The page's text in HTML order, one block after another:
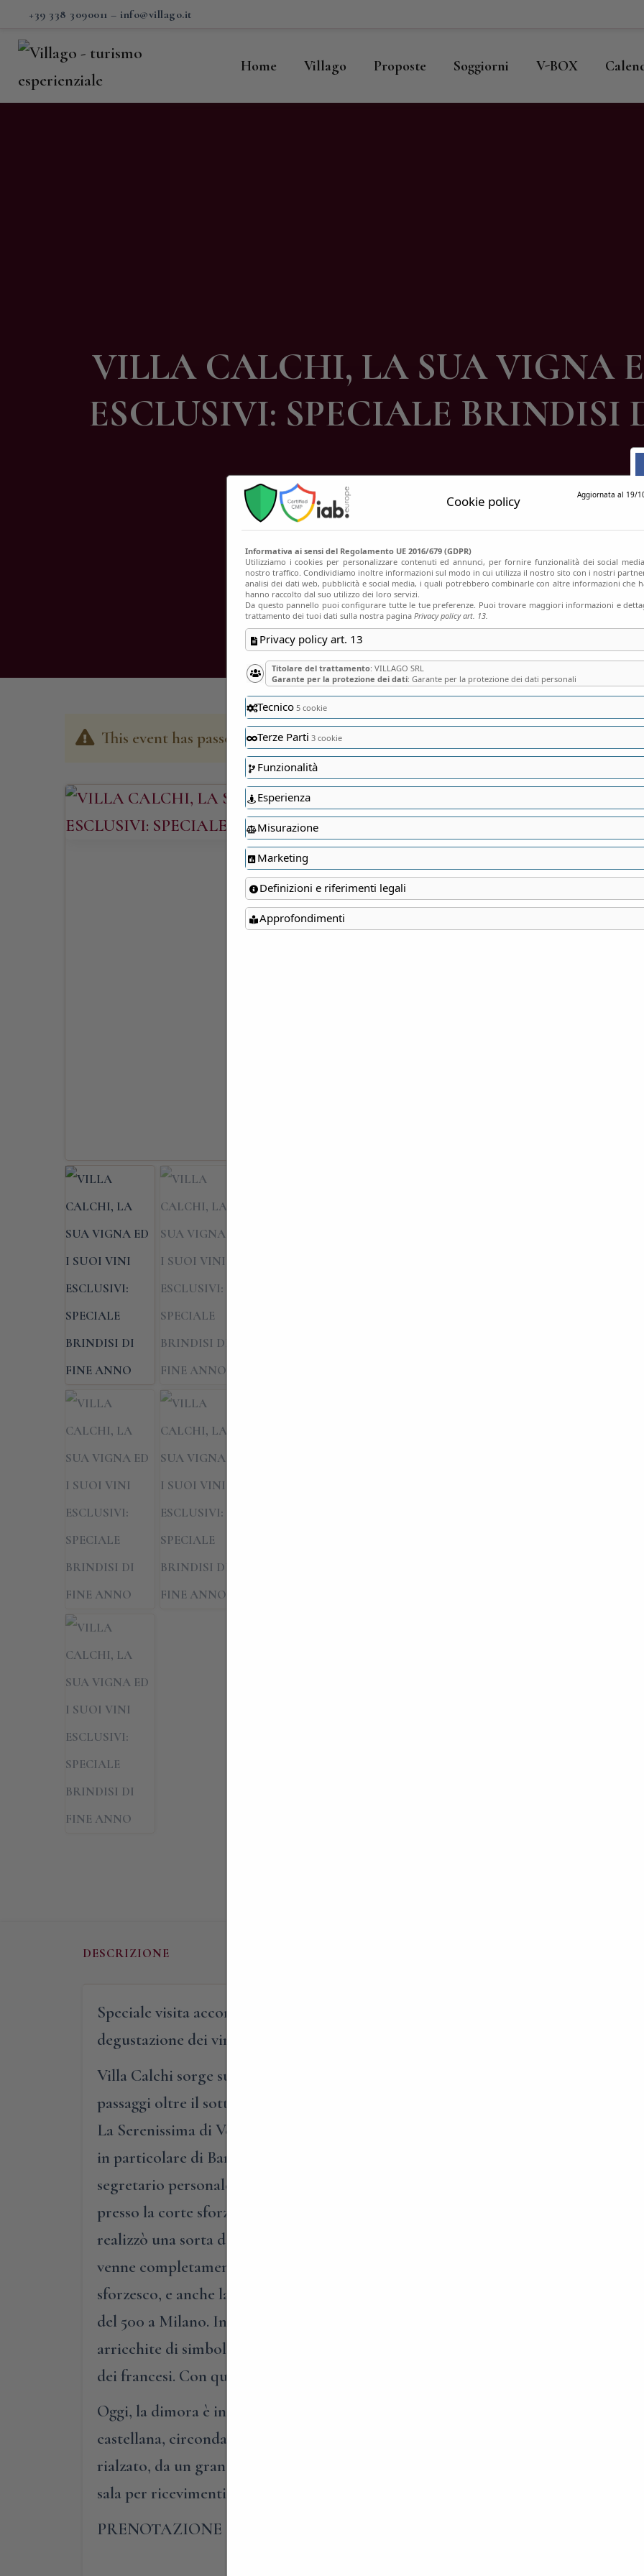
+39 338 3090011 – info@villago.it
Home Villago Proposte Soggiorni V-BOX
VILLA CALCHI, LA SUA VIGNA
ESCLUSIVI: SPECIALE BRINDISI
Villago
Proposte
This event has passed
VILLA CALCHI,
ESCLUSIVI:
30 Dicembre 2024
Inserisci qui sotto il
DESCRIZIONE
Speciale visita accompagnata dal padrone di casa, dedicata a Villa Calchi e alla
degustazione dei vini prodotti dalla proprietà.
Villa Calchi sorge sulle spoglie di un antichissimo castello della famiglia Calchi,
passaggi oltre il sottostante fiume Adda, vero e proprio confine naturale tra il
La Serenissima di Venezia). Con il passare del tempo, la struttura fortificata
in particolare di Bartolomeo Calchi, uomo di stato del Ducato di Milano.
segretario personale di Ludovico il Moro, probabilmente fu il funzionario che
presso la corte sforzesca. E nell’attuale struttura di villa Calchi, organizzata come
realizzò una sorta di “accademia”, dove incontrare i letterati dell’epoca. Infatti, il
venne completamente affrescato con temi bramanteschi e leonardeschi, simili alla
sforzesco, e anche la sala laterale fu arricchita da decorazioni e simboli della
del 500 a Milano. In queste sale, non solo vennero ripresi i temi classici del
arricchite di simboli volti a spiegare il momento politico complesso e
dei francesi. Con queste immagini, i Calchi criticavano i francesi e si auguravano
Oggi, la dimora è inserita all’interno del piccolissimo borgo della località
castellana, circondata da vigneti e con una meravigliosa vista sul lago di
rialzato, da un grande salone e da una serie di salette laterali, mentre al piano
sala per ricevimenti e l’originale cucina/dispensa in mattoni.
PRENOTAZIONE OBBLIGATORIA
Cookie policy Aggiornata al 19/
Informativa ai sensi del Regolamento UE 2016/679 (GDPR)
Utilizziamo i cookies per personalizzare contenuti ed annunci, per fornire funzionalità dei social
nostro traffico. Condividiamo inoltre informazioni sul modo in cui utilizza il nostro sito con i nostri
analisi dei dati web, pubblicità e social media, i quali potrebbero combinarle con altre informazioni che
hanno raccolto dal suo utilizzo dei loro servizi.
Da questo pannello puoi configurare tutte le tue preferenze. Puoi trovare maggiori informazioni e
trattamento dei tuoi dati sulla nostra pagina Privacy policy art. 13.
Privacy policy art. 13
Titolare del trattamento: VILLAGO SRL
Garante per la protezione dei dati: Garante per la protezione dei dati personali
Tecnico 5 cookie
Terze Parti 3 cookie
Funzionalità
Esperienza
Misurazione
Marketing
Definizioni e riferimenti legali
Approfondimenti